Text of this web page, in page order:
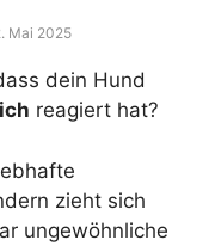
Mai 2025
dein Hund
reagiert hat?
zieht sich
ungewöhnliche